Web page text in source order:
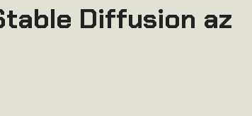
Diffusion az